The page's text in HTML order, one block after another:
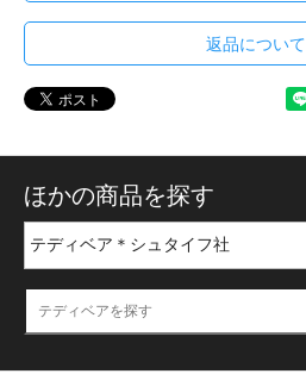
返品について
ほかの商品を探す